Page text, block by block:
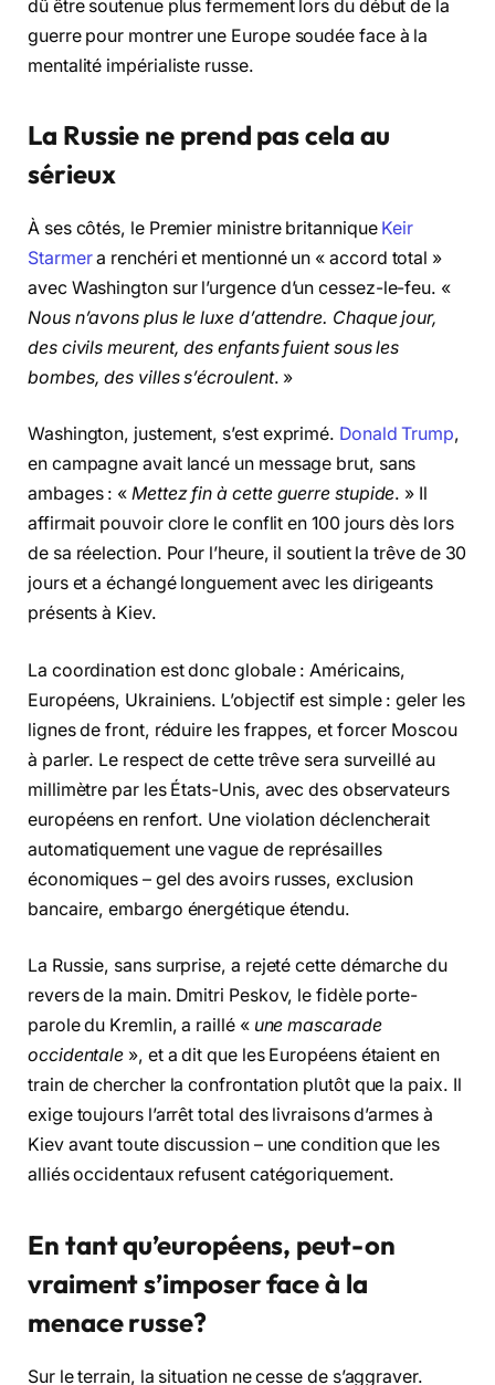
dû être soutenue plus fermement lors du début de la
guerre pour montrer une Europe soudée face à la
mentalité impérialiste russe.
La Russie ne prend pas cela au
sérieux
À ses côtés, le Premier ministre britannique Keir
Starmera renchéri et mentionné un « accord total »
avec Washington sur l’urgence d’un cessez-le-feu. «
Nous n’avons plus le luxe d’attendre. Chaque jour,
des civils meurent, des enfants fuient sous les
bombes, des villes s’écroulent. »
Washington, justement, s’est exprimé. Donald Trump,
en campagne avait lancé un message brut, sans
ambages : «Mettez fin à cette guerre stupide. » Il
affirmait pouvoir clore le conflit en 100 jours dès lors
de sa réelection. Pour l’heure, il soutient la trêve de 30
jours et a échangé longuement avec les dirigeants
présents à Kiev.
La coordination est donc globale : Américains,
Européens, Ukrainiens. L’objectif est simple : geler les
lignes de front, réduire les frappes, et forcer Moscou
à parler. Le respect de cette trêve sera surveillé au
millimètre par les États-Unis, avec des observateurs
européens en renfort. Une violation déclencherait
automatiquement une vague de représailles
économiques – gel des avoirs russes, exclusion
bancaire, embargo énergétique étendu.
La Russie, sans surprise, a rejeté cette démarche du
revers de la main. Dmitri Peskov, le fidèle porte-
parole du Kremlin, a raillé « une mascarade
occidentale », et a dit que les Européens étaient en
train de chercher la confrontation plutôt que la paix. Il
exige toujours l’arrêt total des livraisons d’armes à
Kiev avant toute discussion – une condition que les
alliés occidentaux refusent catégoriquement.
En tant qu’européens, peut-on
vraiment s’imposer face à la
menace russe?
Sur le terrain, la situation ne cesse de s’aggraver.